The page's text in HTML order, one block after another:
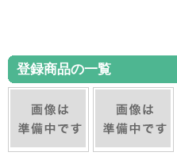
登録商品の一覧